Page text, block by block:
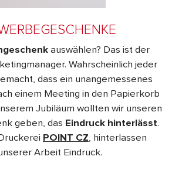
auswählen? Das ist der
Wahrscheinlich jeder
dass ein unangemessenes
einem Meeting in den Papierkorb
Jubiläum wollten wir unseren
geben, das Eindruck hinterlässt.
POINT CZ, hinterlassen
Arbeit Eindruck.